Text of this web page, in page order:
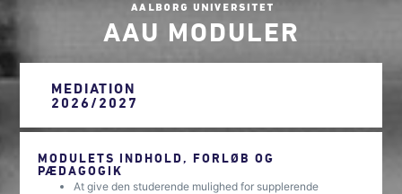
AAU MODULER
MEDIATION
2026/2027
MODULETS INDHOLD, FORLØB OG
PÆDAGOGIK
At give den studerende mulighed for supplerende